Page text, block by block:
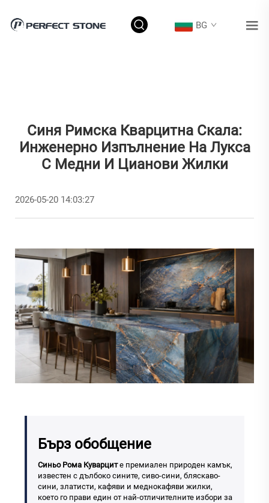
BG
Синя Римска Кварцитна Скала:
Инженерно Изпълнение На Лукса
С Медни И Цианови Жилки
2026-05-20 14:03:27
Бърз обобщение
Синьо Рома Куварците премиален природен камък,
известен с дълбоко сините, сиво-сини, бляскаво-
сини, златисти, кафяви и меднокафяви жилки,
което го прави един от най-отличителните избори за